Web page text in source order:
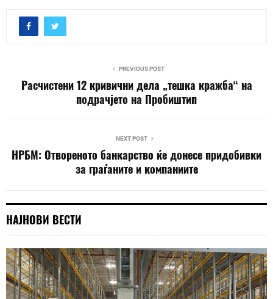
PREVIOUS POST
Расчистени 12 кривични дела „тешка кражба“ на
подрачјето на Пробиштип
NEXT POST
НРБМ: Отвореното банкарство ќе донесе придобивки
за граѓаните и компаниите
НАЈНОВИ ВЕСТИ